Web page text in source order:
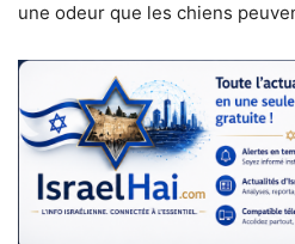
une odeur que les chiens